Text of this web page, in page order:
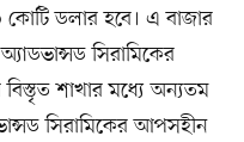
ডলার হবে। এ বাজার
সিরামিকের
বিস্তৃত শাখার মধ্যে অন্যতম
সিরামিকের আপসহীন